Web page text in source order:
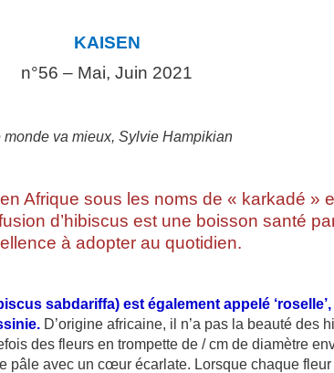
KAISEN
n°56 – Mai, Juin 2021
va mieux, Sylvie Hampikian
Afrique sous les noms de « karkadé »
d’hibiscus est une boisson santé
à adopter au quotidien.
sabdariffa) est également appelé
D’origine africaine, il n’a pas la beauté des
des fleurs en trompette de / cm de diamètre
pâle avec un cœur écarlate. Lorsque chaque fleur